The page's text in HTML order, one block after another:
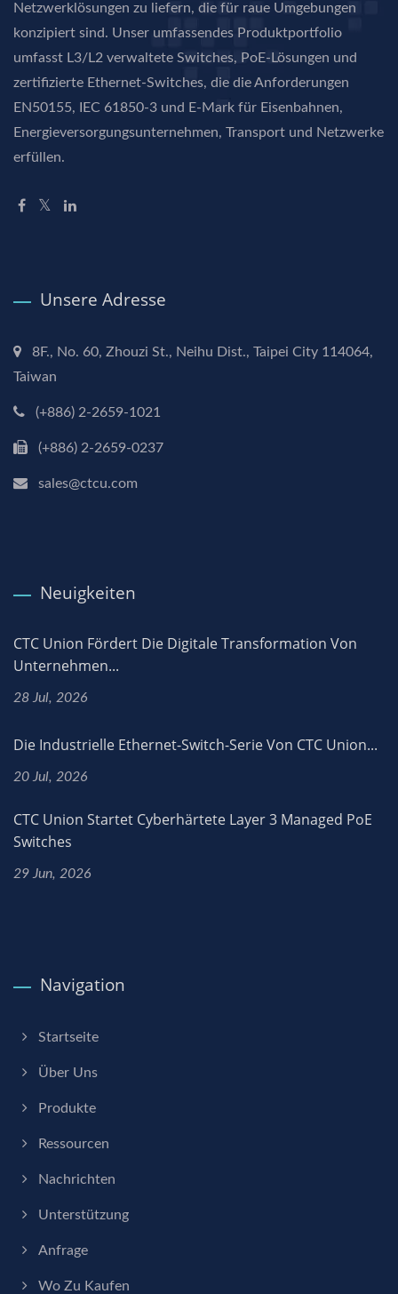
Netzwerklösungen zu liefern, die für raue Umgebungen
konzipiert sind. Unser umfassendes Produktportfolio
umfasst L3/L2 verwaltete Switches, PoE-Lösungen und
zertifizierte Ethernet-Switches, die die Anforderungen
EN50155, IEC 61850-3 und E-Mark für Eisenbahnen,
Energieversorgungsunternehmen, Transport und Netzwerke
erfüllen.
Unsere Adresse
8F., No. 60, Zhouzi St., Neihu Dist., Taipei City 114064,
Taiwan
(+886) 2-2659-1021
(+886) 2-2659-0237
sales@ctcu.com
Neuigkeiten
CTC Union Fördert Die Digitale Transformation Von
Unternehmen...
28 Jul, 2026
Die Industrielle Ethernet-Switch-Serie Von CTC Union...
20 Jul, 2026
CTC Union Startet Cyberhärtete Layer 3 Managed PoE
Switches
29 Jun, 2026
Navigation
Startseite
Über Uns
Produkte
Ressourcen
Nachrichten
Unterstützung
Anfrage
Wo Zu Kaufen